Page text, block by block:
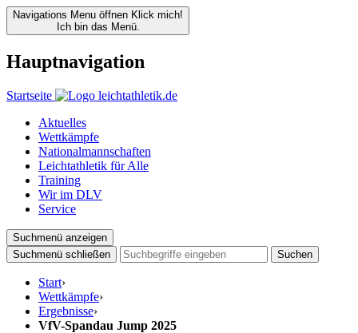
Navigations Menu öffnen Klick mich!
Ich bin das Menü.
Hauptnavigation
Startseite
Aktuelles
Wettkämpfe
Nationalmannschaften
Leichtathletik für Alle
Training
Wir im DLV
Service
Suchmenü anzeigen
Suchmenü schließen
Suchen
Start›
Wettkämpfe›
Ergebnisse›
VfV-Spandau Jump 2025